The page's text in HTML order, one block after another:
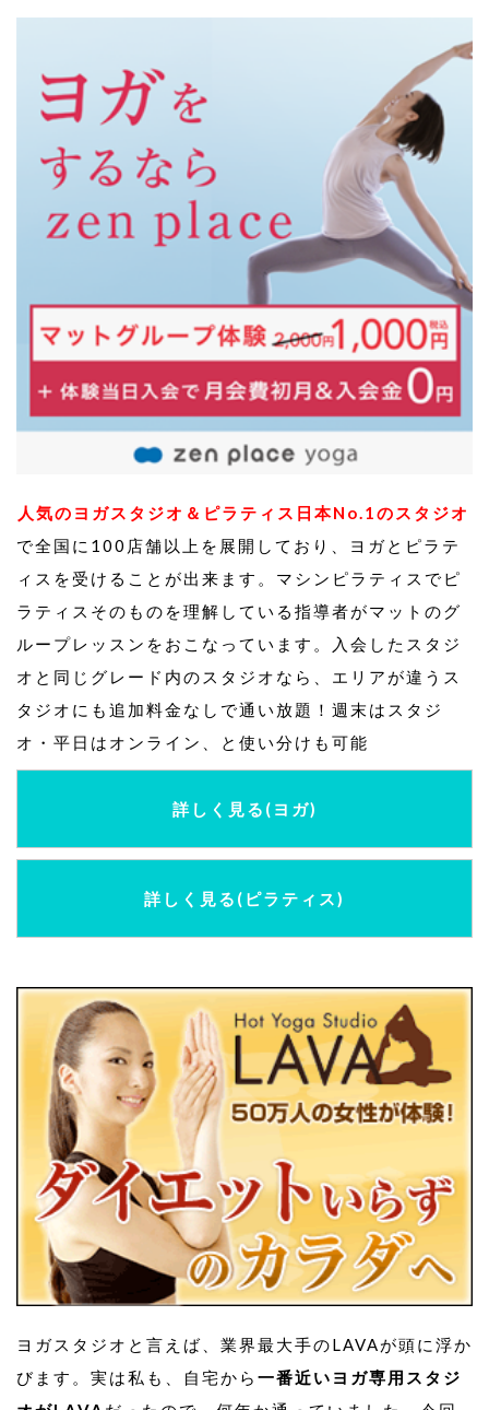
人気のヨガスタジオ＆ピラティス日本No.1のスタジオ
で全国に100店舗以上を展開しており、ヨガとピラテ
ィスを受けることが出来ます。マシンピラティスでピ
ラティスそのものを理解している指導者がマットのグ
ループレッスンをおこなっています。入会したスタジ
オと同じグレード内のスタジオなら、エリアが違うス
タジオにも追加料金なしで通い放題！週末はスタジ
オ・平日はオンライン、と使い分けも可能
詳しく見る(ヨガ)
詳しく見る(ピラティス)
ヨガスタジオと言えば、業界最大手のLAVAが頭に浮か
びます。実は私も、自宅から 一番近いヨガ専用スタジ